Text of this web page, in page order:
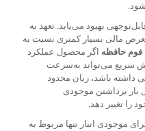
بهبود می‌یابد. تعهد به
در معرض مالی بسیار کمتری نسبت به
فوم حافظه اگر محصول عملکرد
سریع می‌تواند به‌سرعت
داشته باشد، زیان محدود
برداشتن موجودی
را تغییر دهد.
موجودی انبار تنها مربوط به